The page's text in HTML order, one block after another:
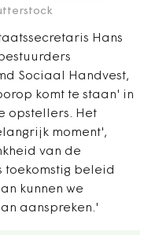
Hans
Sociaal Handvest,
komt te staan' in
opstellers. Het
moment',
van de
toekomstig beleid
kunnen we
aanspreken.'